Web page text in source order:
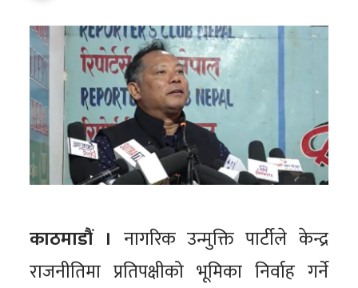
काठमाडौं । नागरिक उन्मुक्ति पार्टीले केन्द्र
राजनीतिमा प्रतिपक्षीको भूमिका निर्वाह गर्ने